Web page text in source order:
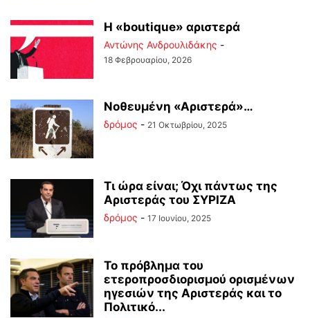
Η «boutique» αριστερά
Αντώνης Ανδρουλιδάκης -
18 Φεβρουαρίου, 2026
Νοθευμένη «Αριστερά»…
δρόμος - 21 Οκτωβρίου, 2025
Τι ώρα είναι; Όχι πάντως της
Αριστεράς του ΣΥΡΙΖΑ
δρόμος - 17 Ιουνίου, 2025
Το πρόβλημα του
ετεροπροσδιορισμού ορισμένων
ηγεσιών της Αριστεράς και το
Πολιτικό...